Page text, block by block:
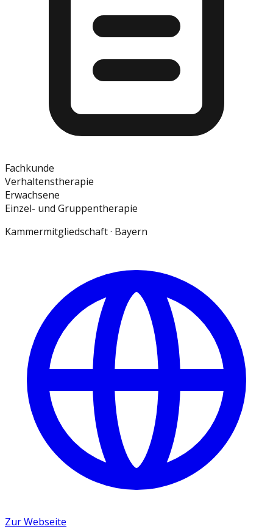
Fachkunde
Verhaltenstherapie
Erwachsene
Einzel- und Gruppentherapie
Kammermitgliedschaft · Bayern
Zur Webseite